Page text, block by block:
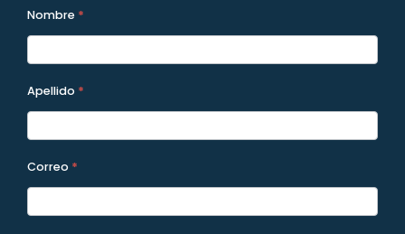
A2026 -
Formulario
Programas
Nombre *
Apellido *
Correo *